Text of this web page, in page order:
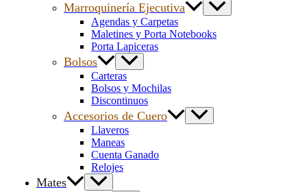
Marroquinería Ejecutiva
Agendas y Carpetas
Maletines y Porta Notebooks
Porta Lapiceras
Bolsos
Carteras
Bolsos y Mochilas
Discontinuos
Accesorios de Cuero
Llaveros
Maneas
Cuenta Ganado
Relojes
Mates